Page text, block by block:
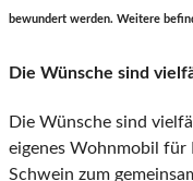
bewundert werden. Weitere
Die Wünsche sind
Die Wünsche sind
eigenes Wohnmobil für
Schwein zum